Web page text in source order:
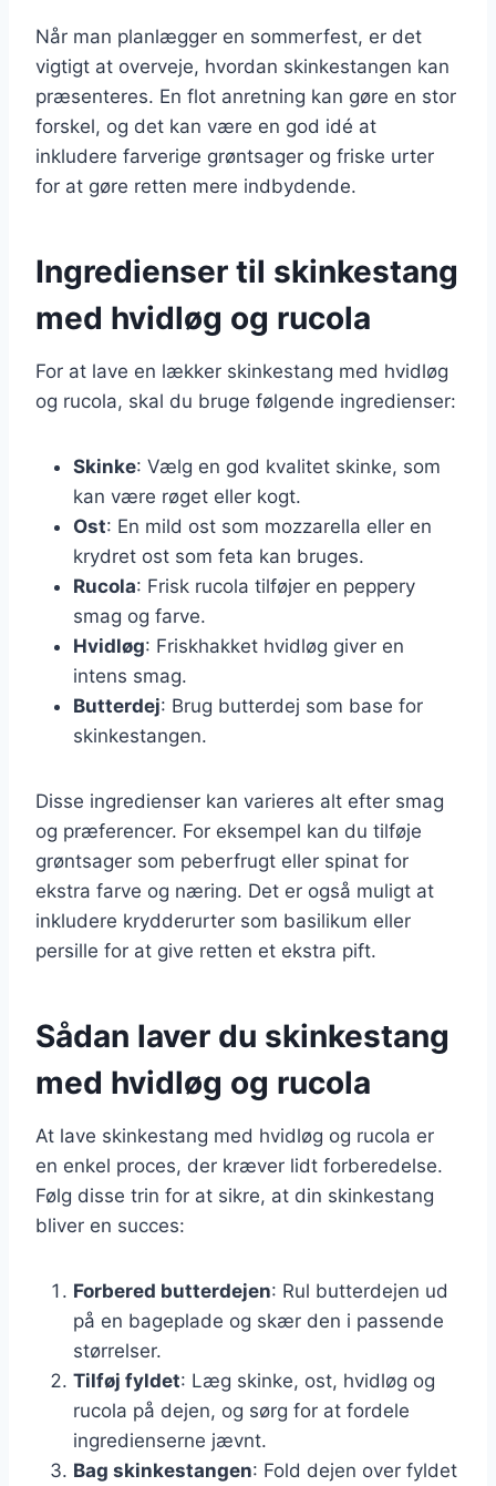
Når man planlægger en sommerfest, er det
vigtigt at overveje, hvordan skinkestangen kan
præsenteres. En flot anretning kan gøre en stor
forskel, og det kan være en god idé at
inkludere farverige grøntsager og friske urter
for at gøre retten mere indbydende.
Ingredienser til skinkestang
med hvidløg og rucola
For at lave en lækker skinkestang med hvidløg
og rucola, skal du bruge følgende ingredienser:
Skinke: Vælg en god kvalitet skinke, som
kan være røget eller kogt.
Ost: En mild ost som mozzarella eller en
krydret ost som feta kan bruges.
Rucola: Frisk rucola tilføjer en peppery
smag og farve.
Hvidløg: Friskhakket hvidløg giver en
intens smag.
Butterdej: Brug butterdej som base for
skinkestangen.
Disse ingredienser kan varieres alt efter smag
og præferencer. For eksempel kan du tilføje
grøntsager som peberfrugt eller spinat for
ekstra farve og næring. Det er også muligt at
inkludere krydderurter som basilikum eller
persille for at give retten et ekstra pift.
Sådan laver du skinkestang
med hvidløg og rucola
At lave skinkestang med hvidløg og rucola er
en enkel proces, der kræver lidt forberedelse.
Følg disse trin for at sikre, at din skinkestang
bliver en succes:
Forbered butterdejen: Rul butterdejen ud
på en bageplade og skær den i passende
størrelser.
Tilføj fyldet: Læg skinke, ost, hvidløg og
rucola på dejen, og sørg for at fordele
ingredienserne jævnt.
Bag skinkestangen: Fold dejen over fyldet